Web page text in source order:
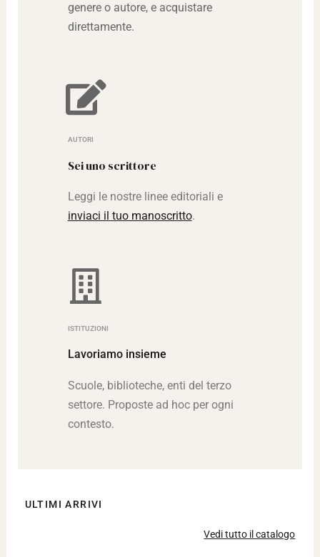
genere o autore, e acquistare
direttamente.
AUTORI
Sei uno scrittore
Leggi le nostre linee editoriali e
inviaci il tuo manoscritto.
ISTITUZIONI
Lavoriamo insieme
Scuole, biblioteche, enti del terzo
settore. Proposte ad hoc per ogni
contesto.
ULTIMI ARRIVI
Vedi tutto il catalogo